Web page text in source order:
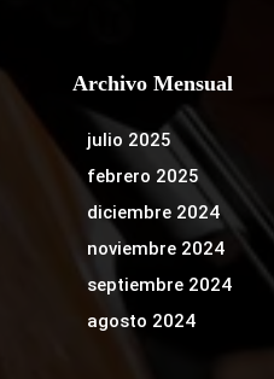
Archivo Mensual
julio 2025
febrero 2025
diciembre 2024
noviembre 2024
septiembre 2024
agosto 2024